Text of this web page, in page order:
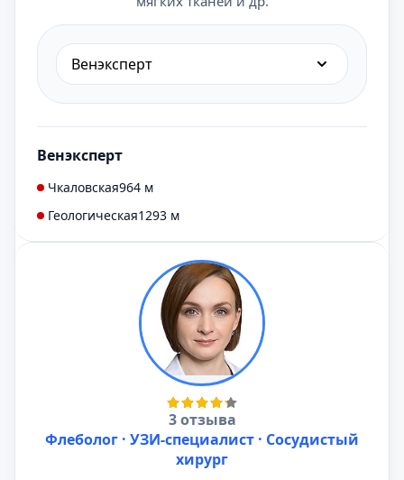
Венэксперт
Венэксперт
Чкаловская964 м
Геологическая1293 м
3 отзыва
Флеболог · УЗИ-специалист · Сосудистый
хирург